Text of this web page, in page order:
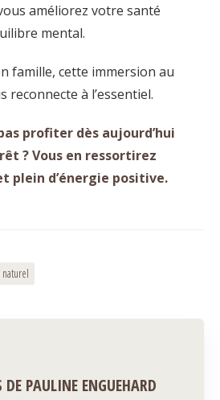
améliorez votre santé
mental.
famille, cette immersion au
à l’essentiel.
profiter dès aujourd’hui
? Vous en ressortirez
plein d’énergie positive.
DE PAULINE ENGUEHARD